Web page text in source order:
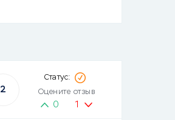
2 Оцените отзыв
0 1